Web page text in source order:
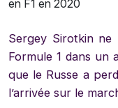
Sergey Sirotkin ne
Formule 1 dans un
que le Russe a
l’arrivée sur le